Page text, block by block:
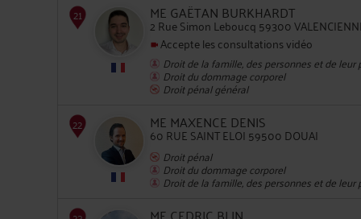
ME GAËTAN BURKHARDT
2 Rue Simon Leboucq 59300
Accepte les consultations vidéo
Droit de la famille, des personnes et de
Droit du dommage corporel
Droit pénal général
ME MAXENCE DENIS
60 RUE SAINT ELOI 59500 DOUAI
Droit pénal
Droit du dommage corporel
Droit de la famille, des personnes et de